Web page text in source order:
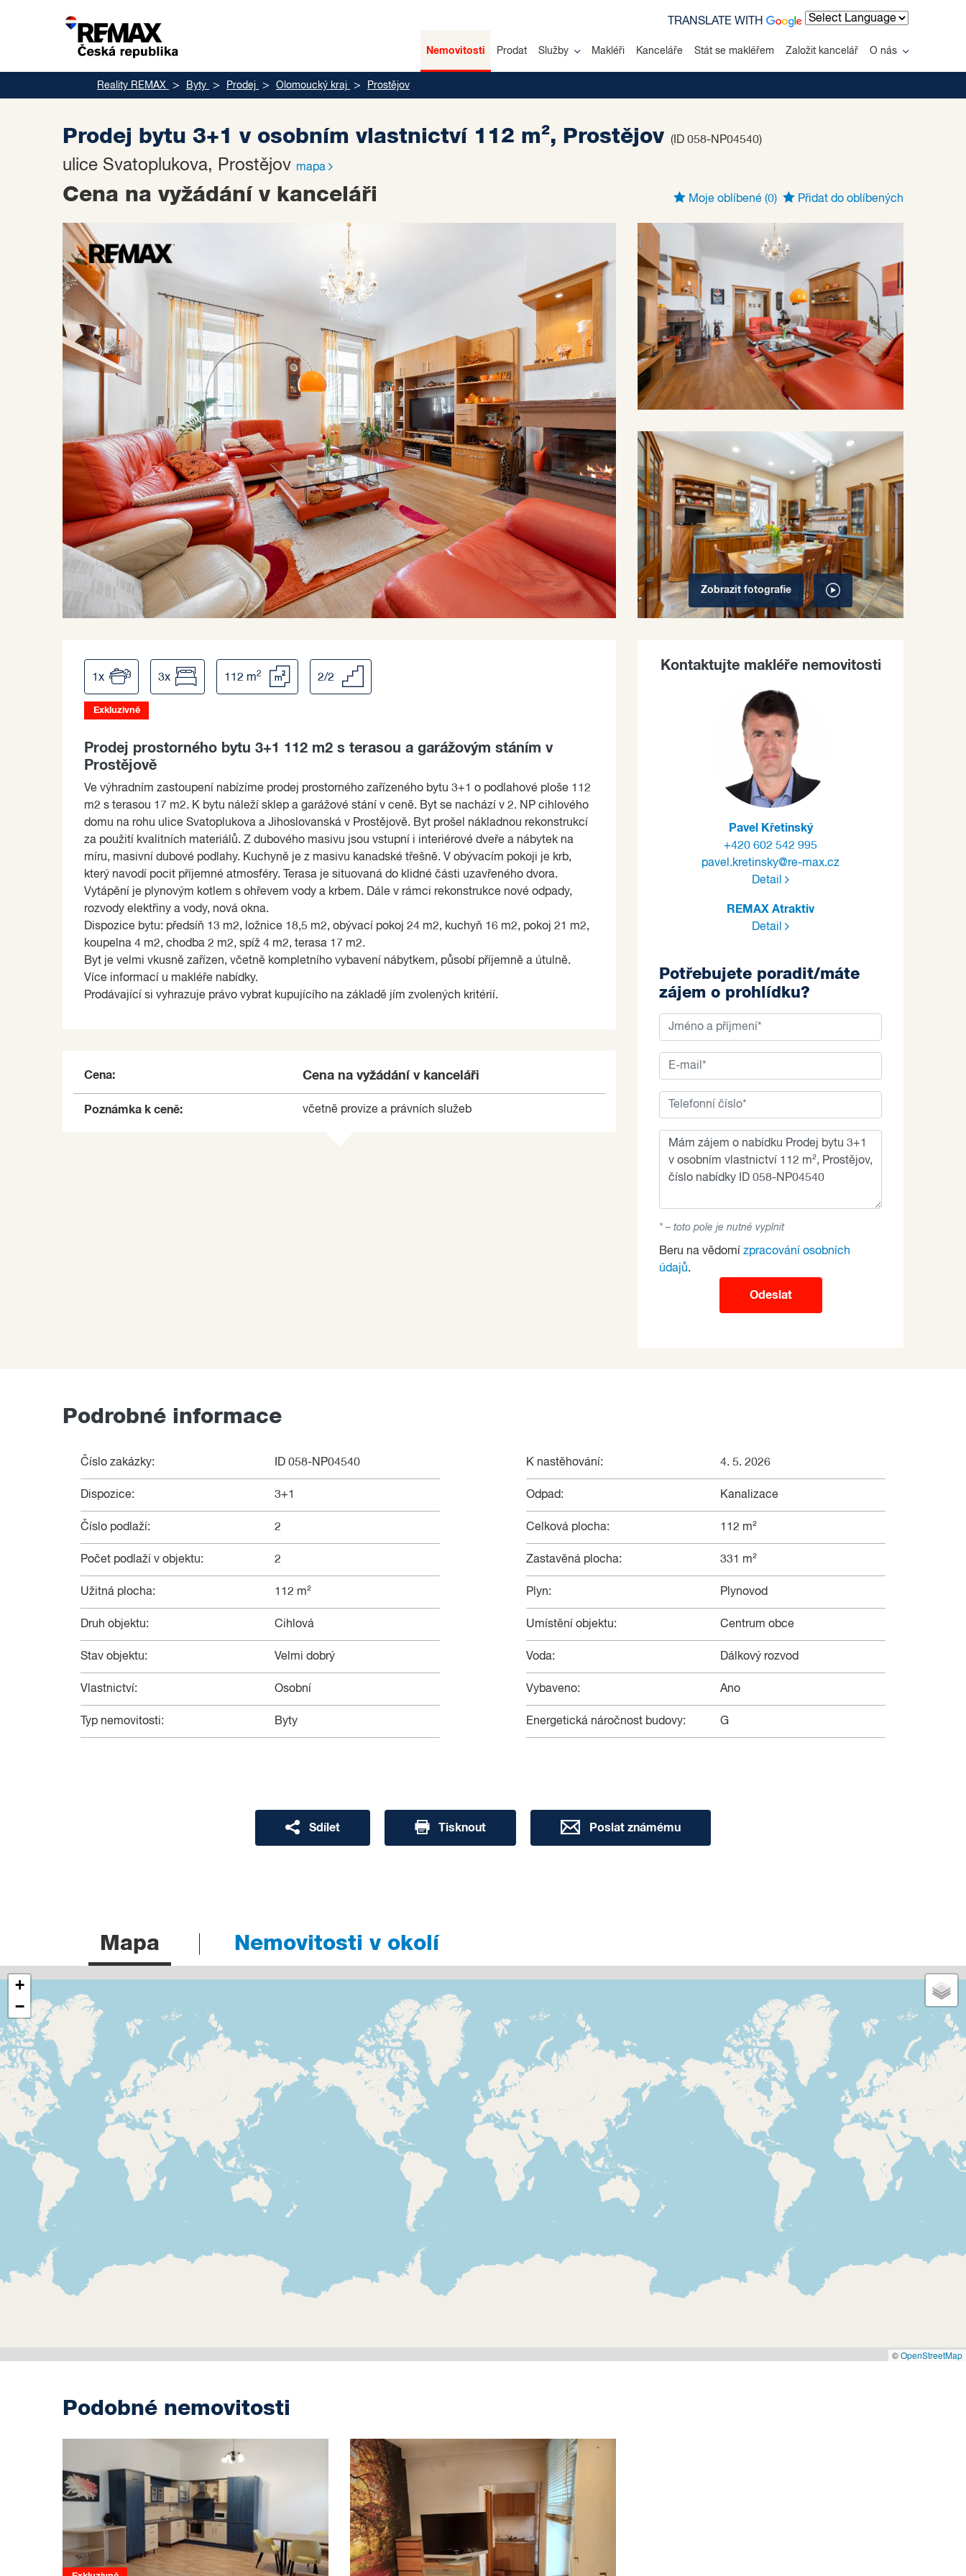
Nemovitosti Prodat Služby Makléři Kanceláře Stát se makléřem Založit kancelář O nás
TRANSLATE WITH
Reality REMAX Byty Prodej Olomoucký kraj Prostějov
Prodej bytu 3+1 v osobním vlastnictví 112 m², Prostějov (ID 058-NP04540)
ulice Svatoplukova, Prostějov mapa
Cena na vyžádání v kanceláři Moje oblíbené (0) Přidat do oblíbených
Zobrazit fotografie
1x 3x 112 m2 2/2
Exkluzivně
Prodej prostorného bytu 3+1 112 m2 s terasou a garážovým stáním v
Prostějově
Ve výhradním zastoupení nabízíme prodej prostorného zařízeného bytu 3+1 o podlahové ploše 112
m2 s terasou 17 m2. K bytu náleží sklep a garážové stání v ceně. Byt se nachází v 2. NP cihlového
domu na rohu ulice Svatoplukova a Jihoslovanská v Prostějově. Byt prošel nákladnou rekonstrukcí
za použití kvalitních materiálů. Z dubového masivu jsou vstupní i interiérové dveře a nábytek na
míru, masivní dubové podlahy. Kuchyně je z masivu kanadské třešně. V obývacím pokoji je krb,
který navodí pocit příjemné atmosféry. Terasa je situovaná do klidné části uzavřeného dvora.
Vytápění je plynovým kotlem s ohřevem vody a krbem. Dále v rámci rekonstrukce nové odpady,
rozvody elektřiny a vody, nová okna.
Dispozice bytu: předsíň 13 m2, ložnice 18,5 m2, obývací pokoj 24 m2, kuchyň 16 m2, pokoj 21 m2,
koupelna 4 m2, chodba 2 m2, spíž 4 m2, terasa 17 m2.
Byt je velmi vkusně zařízen, včetně kompletního vybavení nábytkem, působí příjemně a útulně.
Více informací u makléře nabídky.
Prodávající si vyhrazuje právo vybrat kupujícího na základě jím zvolených kritérií.
Cena: Cena na vyžádání v kanceláři
Poznámka k ceně: včetně provize a právních služeb
Kontaktujte makléře nemovitosti
Pavel Křetinský
+420 602 542 995
pavel.kretinsky@re-max.cz
Detail
REMAX Atraktiv
Detail
Potřebujete poradit/máte
zájem o prohlídku?
* – toto pole je nutné vyplnit
Beru na vědomí zpracování osobních
údajů.
Odeslat
Podrobné informace
Číslo zakázky: ID 058-NP04540
Dispozice: 3+1
Číslo podlaží: 2
Počet podlaží v objektu: 2
Užitná plocha: 112 m²
Druh objektu: Cihlová
Stav objektu: Velmi dobrý
Vlastnictví: Osobní
Typ nemovitosti: Byty
K nastěhování: 4. 5. 2026
Odpad: Kanalizace
Celková plocha: 112 m²
Zastavěná plocha: 331 m²
Plyn: Plynovod
Umístění objektu: Centrum obce
Voda: Dálkový rozvod
Vybaveno: Ano
Energetická náročnost budovy: G
Sdílet Tisknout Poslat známému
Mapa Nemovitosti v okolí
+
−
©OpenStreetMap
Podobné nemovitosti